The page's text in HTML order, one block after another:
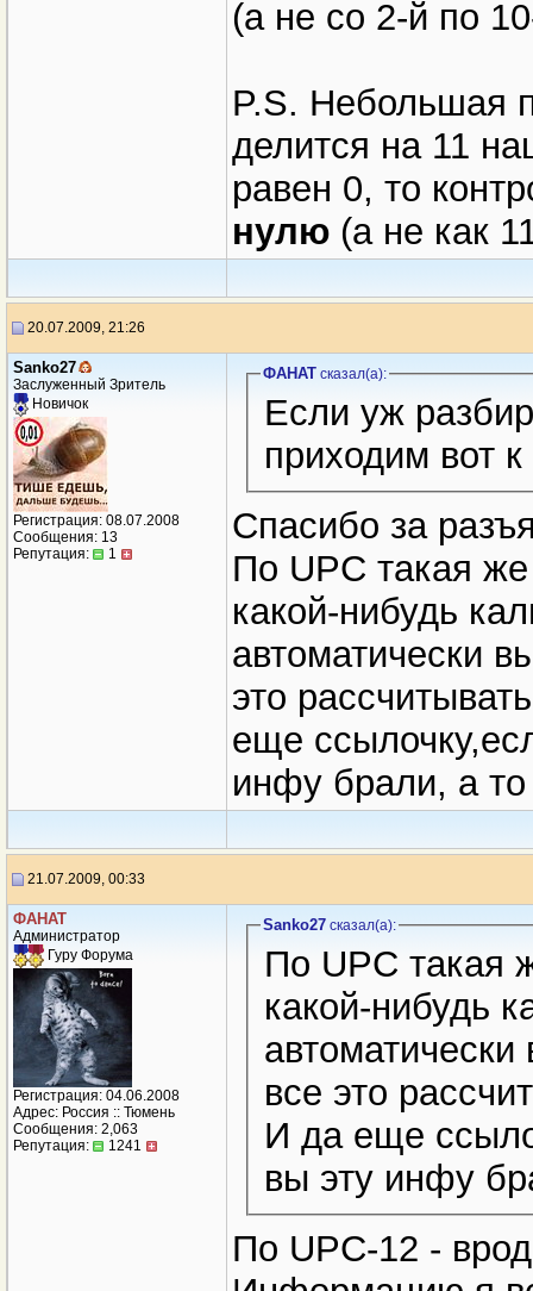
(а не со 2-й по
P.S. Небольшая
делится на 11
равен 0, то
нулю (а не как
20.07.2009, 21:26
Sanko27
Заслуженный Зритель
Новичок
Регистрация: 08.07.2008
Сообщения: 13
Репутация:
1
ФАНАТсказал(a):
Если уж
приходим вот
Спасибо за
По UPC такая
какой-нибудь
автоматически
это
еще
инфу брали, а
21.07.2009, 00:33
ФАНАТ
Администратор
Гуру Форума
Регистрация: 04.06.2008
Адрес: Россия :: Тюмень
Сообщения: 2,063
Репутация:
1241
Sanko27сказал(a):
По UPC такая
какой-нибудь
все это
И да еще
вы эту инфу
По UPC-12 -